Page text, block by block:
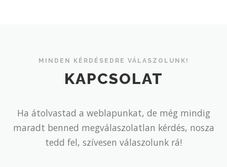
MINDEN KÉRDÉSEDRE VÁLASZOLUNK!
KAPCSOLAT
Ha átolvastad a weblapunkat, de még mindig
maradt benned megválaszolatlan kérdés, nosza
tedd fel, szívesen válaszolunk rá!